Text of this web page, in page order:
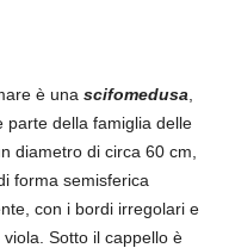
è una scifomedusa
parte della famiglia delle
diametro di circa 60 cm,
forma semisferica
con i bordi irregolari e
Sotto il cappello è